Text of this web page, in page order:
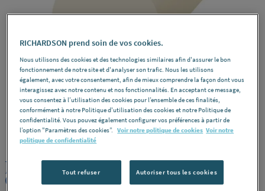
ROCHLING REF : 8889G
JONC POLYAMIDE PA6 NATUREL
COULE 220 ENSINGER FRANCE
RICHARDSON prend soin de vos cookies.
Nous utilisons des cookies et des technologies similaires afin d'assurer le bon
fonctionnement de notre site et d'analyser son trafic. Nous les utilisons
également, avec votre consentement, afin de mieux comprendre la façon dont vous
interagissez avec notre contenu et nos fonctionnalités. En acceptant ce message,
vous consentez à l’utilisation des cookies pour l’ensemble de ces finalités,
conformément à notre Politique d'utilisation des cookies et notre Politique de
confidentialité. Vous pouvez également configurer vos préférences à partir de
l’option "Paramètres des cookies”. Voir notre politique de cookies Voir notre
politique de confidentialité
Tout refuser Autoriser tous les cookies